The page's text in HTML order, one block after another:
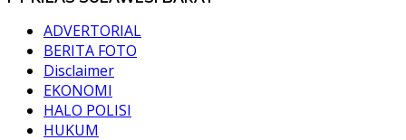
ADVERTORIAL
BERITA FOTO
Disclaimer
EKONOMI
HALO POLISI
HUKUM